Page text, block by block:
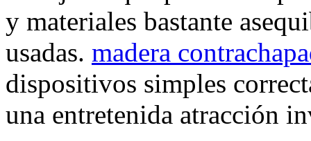
y materiales bastante
usadas. madera
dispositivos simples
una entretenida atracción